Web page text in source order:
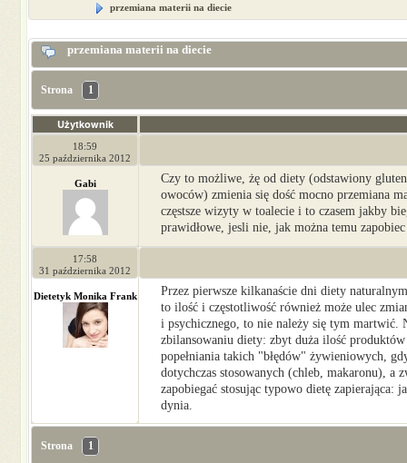
przemiana materii na diecie
przemiana materii na diecie
Strona 1
Użytkownik
18:59
25 października 2012
Gabi
Czy to możliwe, żę od diety (odstawiony
owoców) zmienia się dość mocno przemiana
częstsze wizyty w toalecie i to czasem jakby
prawidłowe, jesli nie, jak można temu
17:58
31 października 2012
Dietetyk Monika Frank
Przez pierwsze kilkanaście dni diety
to ilość i częstotliwość również może ulec
i psychicznego, to nie należy się tym martwić.
zbilansowaniu diety: zbyt duża ilość
popełniania takich "błędów" żywieniowych,
dotychczas stosowanych (chleb, makaronu), a
zapobiegać stosując typowo dietę zapierająca:
dynia.
Strona 1